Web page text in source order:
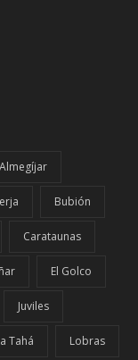
Almegíjar
Bubión
Carataunas
El Golco
Juviles
Tahá Lobras